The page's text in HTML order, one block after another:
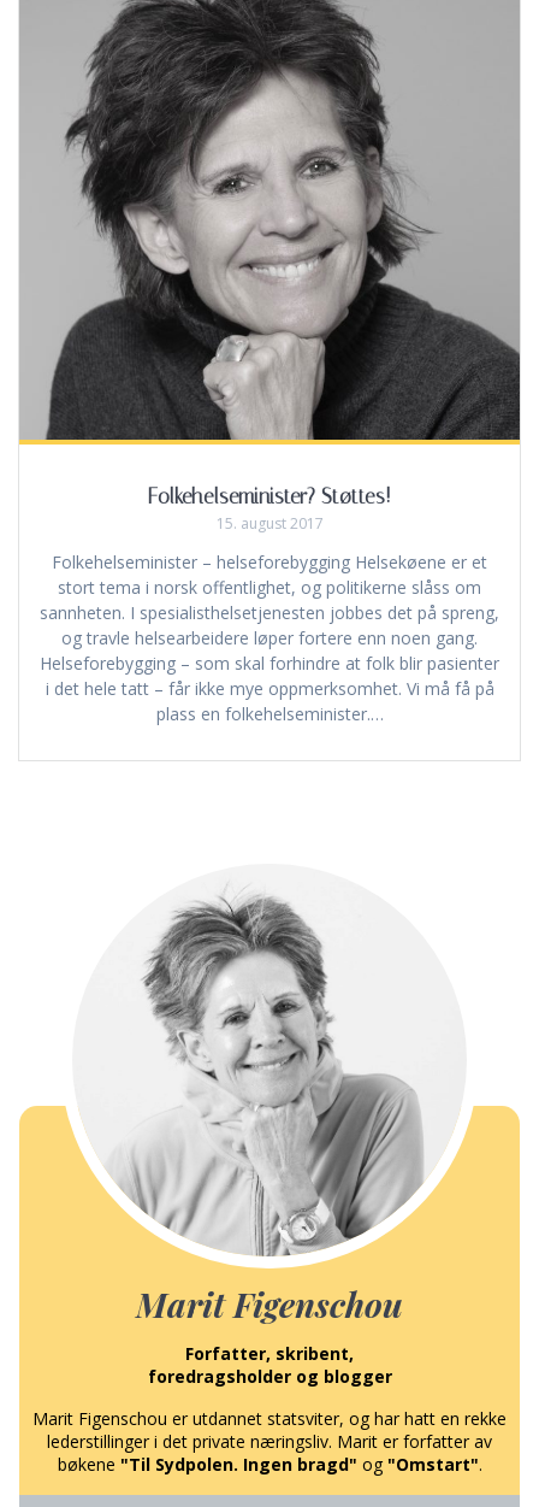
Folkehelseminister? Støttes!
15. august 2017
Folkehelseminister – helseforebygging Helsekøene er et
stort tema i norsk offentlighet, og politikerne slåss om
sannheten. I spesialisthelsetjenesten jobbes det på spreng,
og travle helsearbeidere løper fortere enn noen gang.
Helseforebygging – som skal forhindre at folk blir pasienter
i det hele tatt – får ikke mye oppmerksomhet. Vi må få på
plass en folkehelseminister.…
Marit Figenschou
Forfatter, skribent,
foredragsholder og blogger
Marit Figenschou er utdannet statsviter, og har hatt en rekke
lederstillinger i det private næringsliv. Marit er forfatter av
bøkene "Til Sydpolen. Ingen bragd" og "Omstart".